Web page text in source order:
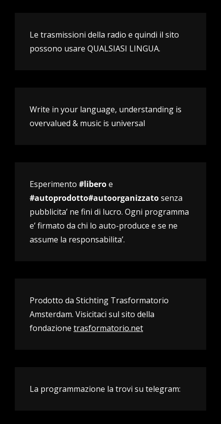
Le trasmissioni della radio e quindi il sito
possono usare QUALSIASI LINGUA.
Write in your language, understanding is
overvalued & music is universal
Esperimento #liberoe
#autoprodotto#autoorganizzatosenza
pubblicita’ ne fini di lucro. Ogni programma
e’ firmato da chi lo auto-produce e se ne
assume la responsabilita’.
Prodotto da Stichting Trasformatorio
Amsterdam. Visicitaci sul sito della
fondazione trasformatorio.net
La programmazione la trovi su telegram: